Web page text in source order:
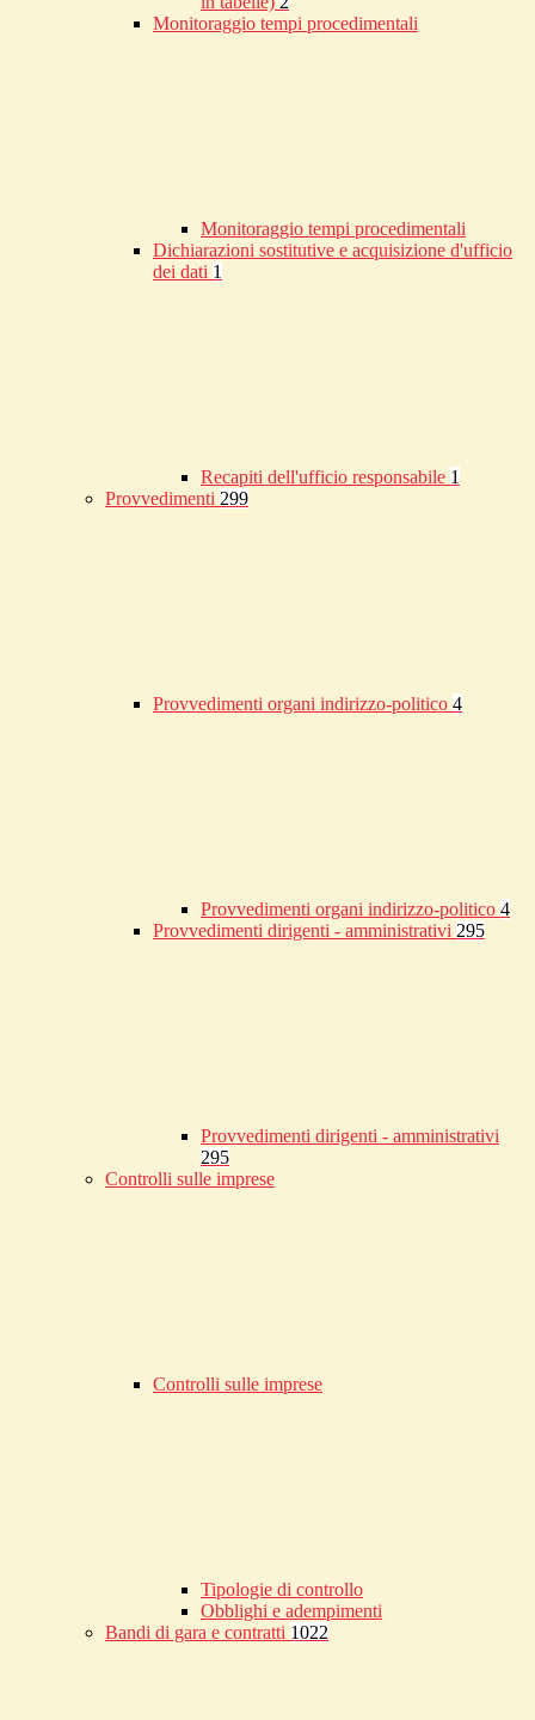
Monitoraggio tempi procedimentali
Monitoraggio tempi procedimentali
Dichiarazioni sostitutive e acquisizione d'ufficio
dei dati 1
Recapiti dell'ufficio responsabile 1
Provvedimenti 299
Provvedimenti organi indirizzo-politico 4
Provvedimenti organi indirizzo-politico 4
Provvedimenti dirigenti - amministrativi 295
Provvedimenti dirigenti - amministrativi
295
Controlli sulle imprese
Controlli sulle imprese
Tipologie di controllo
Obblighi e adempimenti
Bandi di gara e contratti 1022